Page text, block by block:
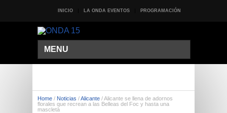
INICIO LA ONDA EVENTOS PROGRAMACIÓN
MENU
Home / Noticias /Alicante /Alicante se llena de adornos
florales que recrean a las Belleas del Foc y hasta una
mascletà